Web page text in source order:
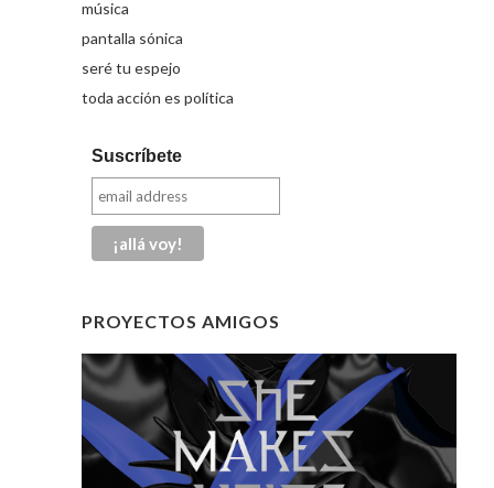
música
pantalla sónica
seré tu espejo
toda acción es política
Suscríbete
PROYECTOS AMIGOS